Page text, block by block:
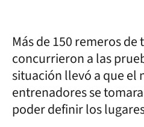
Más de 150 remeros de
concurrieron a las
situación llevó a que el
entrenadores se
poder definir los